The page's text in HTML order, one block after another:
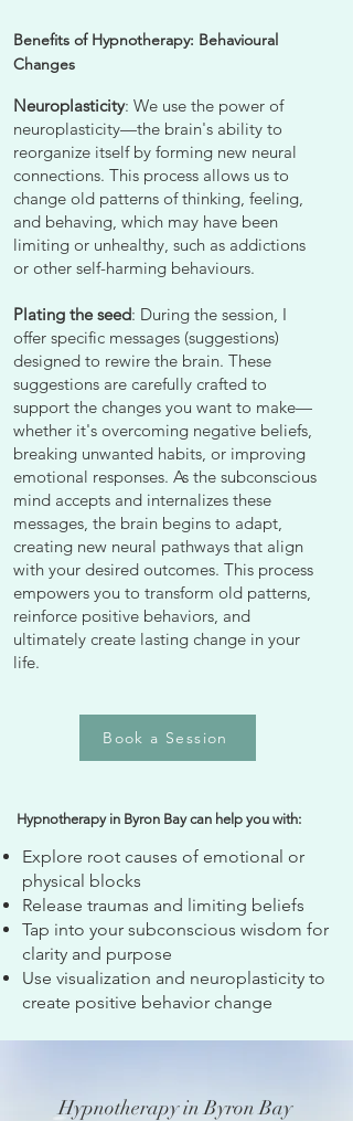
Benefits of Hypnotherapy: Behavioural
Changes
Neuroplasticity: We use the power of
neuroplasticity—the brain's ability to
reorganize itself by forming new neural
connections. This process allows us to
change old patterns of thinking, feeling,
and behaving, which may have been
limiting or unhealthy, such as addictions
or other self-harming behaviours.
Plating the seed: During the session, I
offer specific messages (suggestions)
designed to rewire the brain. These
suggestions are carefully crafted to
support the changes you want to make—
whether it's overcoming negative beliefs,
breaking unwanted habits, or improving
emotional responses. As the subconscious
mind accepts and internalizes these
messages, the brain begins to adapt,
creating new neural pathways that align
with your desired outcomes. This process
empowers you to transform old patterns,
reinforce positive behaviors, and
ultimately create lasting change in your
life.
Book a Session
Hypnotherapy in Byron Bay can help you with:
Explore root causes of emotional or
physical blocks
Release traumas and limiting beliefs
Tap into your subconscious wisdom for
clarity and purpose
Use visualization and neuroplasticity to
create positive behavior change
Hypnotherapy in Byron Bay